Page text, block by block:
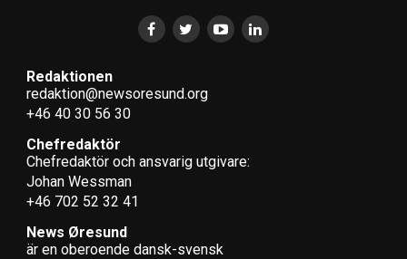
Redaktionen
redaktion@newsoresund.org
+46 40 30 56 30
Chefredaktör
Chefredaktör och ansvarig utgivare:
Johan Wessman
+46 702 52 32 41
News Øresund
är en oberoende dansk-svensk